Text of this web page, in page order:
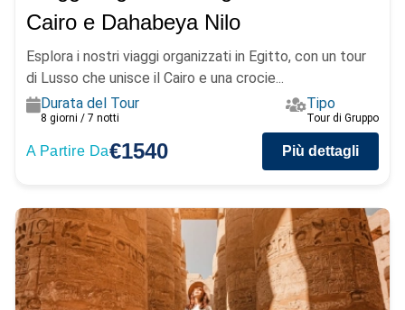
Cairo e Dahabeya Nilo
Esplora i nostri viaggi organizzati in Egitto, con un tour
di Lusso che unisce il Cairo e una crocie...
Durata del Tour
8 giorni / 7 notti
Tipo
Tour di Gruppo
A Partire Da€1540 Più dettagli